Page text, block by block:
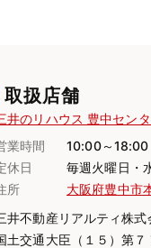
取扱店舗
井のリハウス 豊中セン
業時間
10:00～18:00
休日
毎週火曜日・
所
大阪府豊中市
井不動産リアルティ株式
土交通大臣（１５）第７